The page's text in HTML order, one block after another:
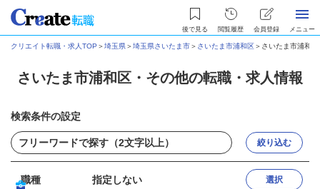
後で見る 閲覧履歴 会員登録 メニュー
クリエイト転職・求人TOP ＞埼玉県＞埼玉県さいたま市＞ さいたま市浦和区＞ さいたま市浦和
さいたま市浦和区・その他の転職・求人情報
検索条件の設定
絞り込む
職種 指定しない 選択